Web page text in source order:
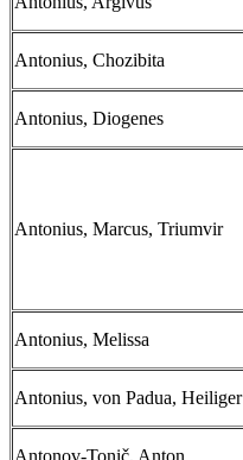
Antonius, Chozibita
Antonius, Diogenes
Antonius, Marcus, Triumvir
Antonius, Melissa
Antonius, von Padua, Heiliger
Antonov-Tonič, Anton